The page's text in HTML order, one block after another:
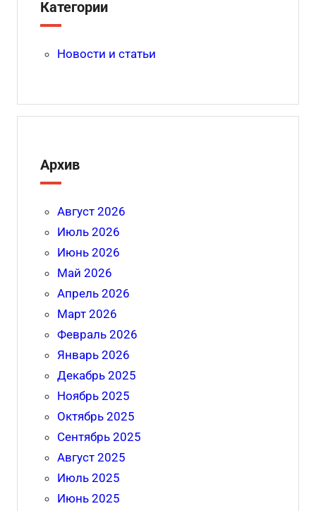
Категории
Новости и статьи
Архив
Август 2026
Июль 2026
Июнь 2026
Май 2026
Апрель 2026
Март 2026
Февраль 2026
Январь 2026
Декабрь 2025
Ноябрь 2025
Октябрь 2025
Сентябрь 2025
Август 2025
Июль 2025
Июнь 2025